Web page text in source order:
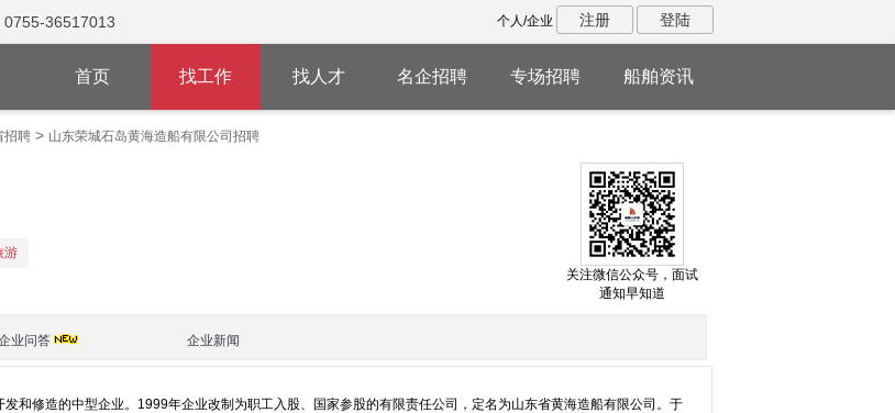
0755-36517013 个人/企业 注册 登陆
首页 找工作 找人才 名企招聘 专场招聘 船舶资讯
招聘> 山东荣城石岛黄海造船有限公司招聘
游
关注微信公众号，面试
通知早知道
业问答 企业新闻
和修造的中型企业。1999年企业改制为职工入股、国家参股的有限责任公司，定名为山东省黄海造船有限公司。于